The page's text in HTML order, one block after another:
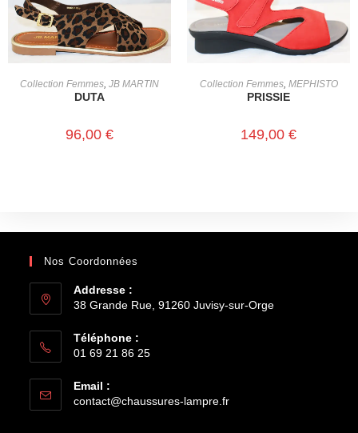
CHOIX DES OPTIONS
Collection Femmes JB MARTIN
DUTA
96,00 €
CHOIX DES OPTIONS
Collection Femmes, MEPHISTO
PRISSIE
149,00 €
Nos Coordonnées
Addresse :
38 Grande Rue, 91260 Juvisy-sur-Orge
Téléphone :
01 69 21 86 25
Email :
contact@chaussures-lampre.fr